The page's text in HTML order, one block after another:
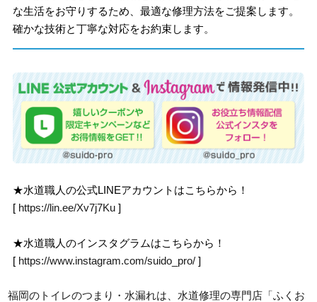
な生活をお守りするため、最適な修理方法をご提案します。
確かな技術と丁寧な対応をお約束します。
★水道職人の公式LINEアカウントはこちらから！
[ https://lin.ee/Xv7j7Ku ]
★水道職人のインスタグラムはこちらから！
[ https://www.instagram.com/suido_pro/ ]
福岡のトイレのつまり・水漏れは、水道修理の専門店「ふくお